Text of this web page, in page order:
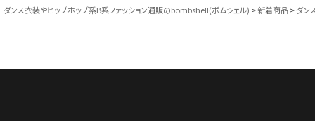
ダンス衣装やヒップホップ系B系ファッション通販のbombshell(ボムシェル) 新着商品 ダン